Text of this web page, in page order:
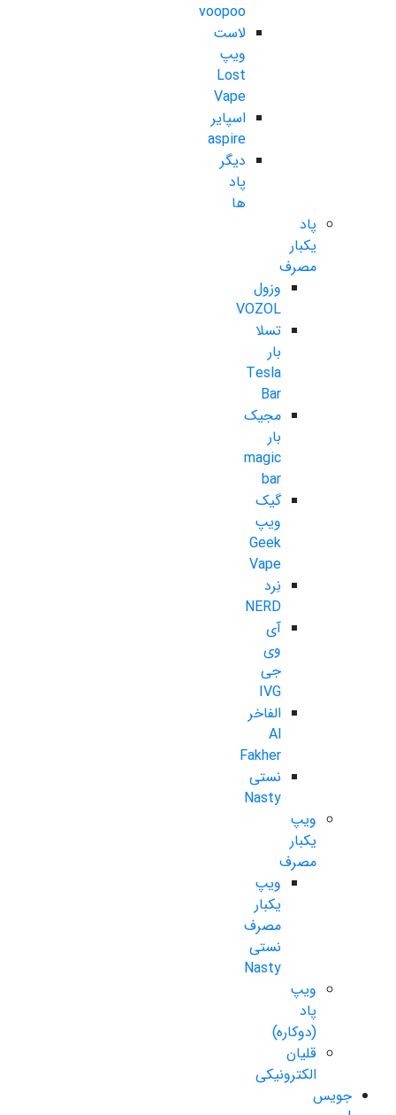
voopoo
لاست
ویپ
Lost
Vape
اسپایر
aspire
دیگر
پاد
ها
پاد
یکبار
مصرف
وزول
VOZOL
تسلا
بار
Tesla
Bar
مجیک
بار
magic
bar
گیک
ویپ
Geek
Vape
نِرد
NERD
آی
وی
جی
IVG
الفاخر
Al
Fakher
نستی
Nasty
ویپ
یکبار
مصرف
ویپ
یکبار
مصرف
نستی
Nasty
ویپ
پاد
(دوکاره)
قلیان
الکترونیکی
جویس